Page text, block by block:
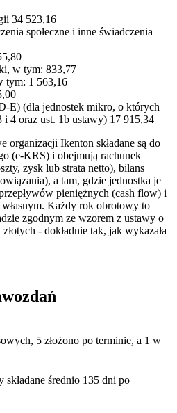
34 523,16
społeczne i inne świadczenia
w tym: 833,77
tym: 1 563,16
E) (dla jednostek mikro, o których
i 4 oraz ust. 1b ustawy) 17 915,34
organizacji Ikenton składane są do
(e-KRS) i obejmują rachunek
zysk lub strata netto), bilans
a tam, gdzie jednostka je
pieniężnych (cash flow) i
Każdy rok obrotowy to
zgodnym ze wzorem z ustawy o
- dokładnie tak, jak wykazała
5 złożono po terminie, a 1 w
składane średnio 135 dni po